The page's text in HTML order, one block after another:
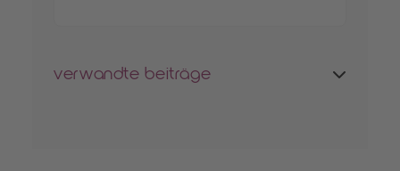
verwandte beiträge